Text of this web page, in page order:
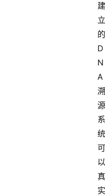
建
立
的
D
N
A
溯
源
系
统
可
以
真
实